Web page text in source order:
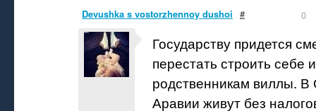
Devushka s vostorzhennoy dushoi # 0
Государству придется
перестать строить себе
родственникам виллы. В
Аравии живут без